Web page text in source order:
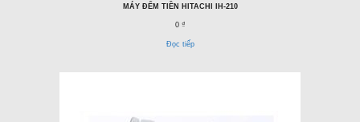
MÁY ĐẾM TIỀN HITACHI IH-210
0 ₫
Đọc tiếp